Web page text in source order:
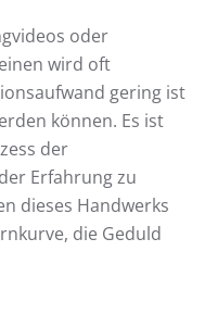
oder
wird oft
gering ist
können. Es ist
der
Erfahrung zu
dieses Handwerks
die Geduld